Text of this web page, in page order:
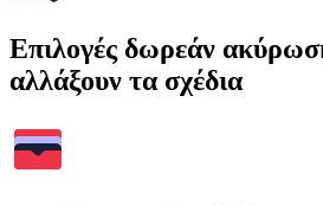
Επιλογές δωρεάν
αλλάξουν τα σχέδια